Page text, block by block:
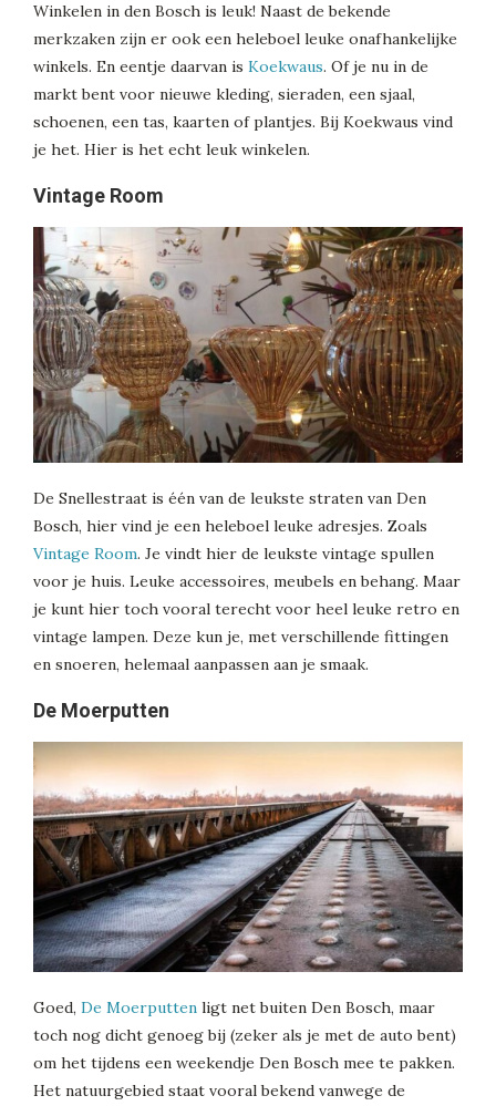
Winkelen in den Bosch is leuk! Naast de bekende
merkzaken zijn er ook een heleboel leuke onafhankelijke
winkels. En eentje daarvan is Koekwaus. Of je nu in de
markt bent voor nieuwe kleding, sieraden, een sjaal,
schoenen, een tas, kaarten of plantjes. Bij Koekwaus vind
je het. Hier is het echt leuk winkelen.
Vintage Room
De Snellestraat is één van de leukste straten van Den
Bosch, hier vind je een heleboel leuke adresjes. Zoals
Vintage Room. Je vindt hier de leukste vintage spullen
voor je huis. Leuke accessoires, meubels en behang. Maar
je kunt hier toch vooral terecht voor heel leuke retro en
vintage lampen. Deze kun je, met verschillende fittingen
en snoeren, helemaal aanpassen aan je smaak.
De Moerputten
Goed, De Moerputten ligt net buiten Den Bosch, maar
toch nog dicht genoeg bij (zeker als je met de auto bent)
om het tijdens een weekendje Den Bosch mee te pakken.
Het natuurgebied staat vooral bekend vanwege de